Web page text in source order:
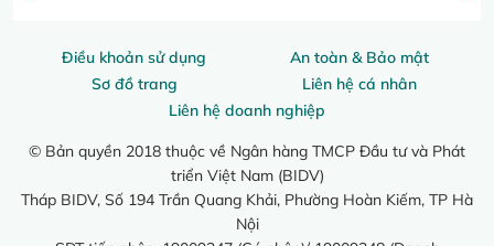
Điều khoản sử dụng
An toàn & Bảo mật
Sơ đồ trang
Liên hệ cá nhân
Liên hệ doanh nghiệp
© Bản quyền 2018 thuộc về Ngân hàng TMCP Đầu tư và Phát
triển Việt Nam (BIDV)
Tháp BIDV, Số 194 Trần Quang Khải, Phường Hoàn Kiếm, TP Hà
Nội